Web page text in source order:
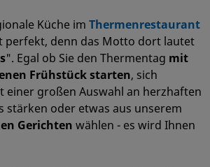
Küche im Thermenrestaurant
perfekt, denn das Motto dort lautet
". Egal ob Sie den Thermentag mit
Frühstück starten, sich
einer großen Auswahl an herzhaften
stärken oder etwas aus unserem
Gerichten wählen - es wird Ihnen